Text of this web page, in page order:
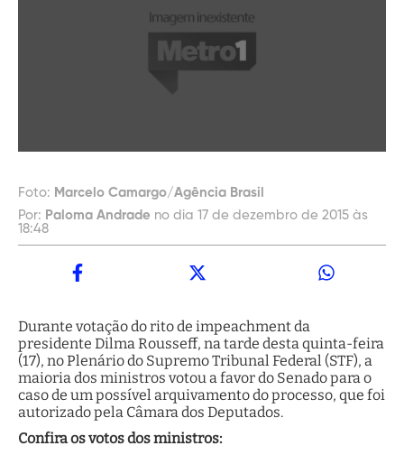
Foto: Marcelo Camargo/Agência Brasil
Por: Paloma Andrade no dia 17 de dezembro de 2015 às
18:48
Durante votação do rito de impeachment da
presidente Dilma Rousseff, na tarde desta quinta-feira
(17), no Plenário do Supremo Tribunal Federal (STF), a
maioria dos ministros votou a favor do Senado para o
caso de um possível arquivamento do processo, que foi
autorizado pela Câmara dos Deputados.
Confira os votos dos ministros: